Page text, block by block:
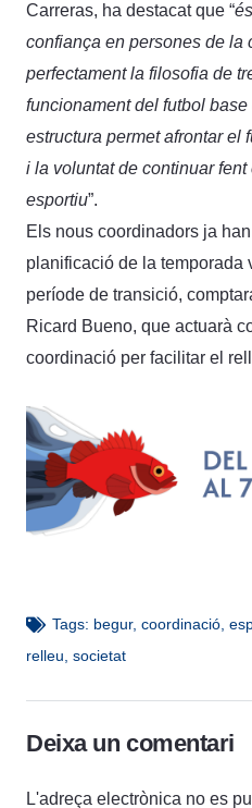
Carreras, ha destacat que “
confiança en persones de la
perfectament la filosofia de
funcionament del futbol
estructura permet afrontar el
i la voluntat de continuar
esportiu”.
Els nous coordinadors ja
planificació de la temporada
període de transició,
Ricard Bueno, que actuarà
coordinació per facilitar el
Tags: begur, coordinació,
relleu, societat
Deixa un comentari
L'adreça electrònica no es